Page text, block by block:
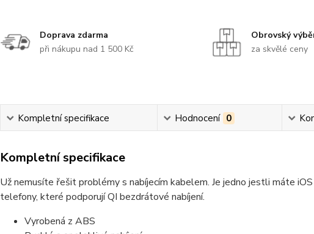
Doprava zdarma
při nákupu nad 1 500 Kč
Obrovský
za skvělé ceny
Kompletní specifikace Hodnocení 0
Kompletní specifikace
Už nemusíte řešit problémy s nabíjecím kabelem. Je jedno jestli máte
telefony, které podporují QI bezdrátové nabíjení.
Vyrobená z ABS